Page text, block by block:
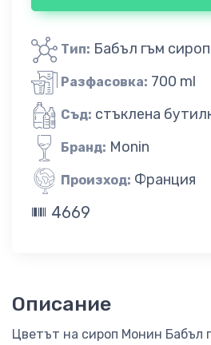
Тип: Бабъл гъм сироп
Разфасовка: 700 ml
Съд: стъклена
Бранд: Monin
Произход: Франция
4669
Описание
Цветът на сироп Монин Бабъл